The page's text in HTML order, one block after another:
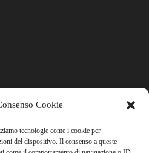
Cookie
tecnologie come i cookie per
del dispositivo. Il consenso a queste